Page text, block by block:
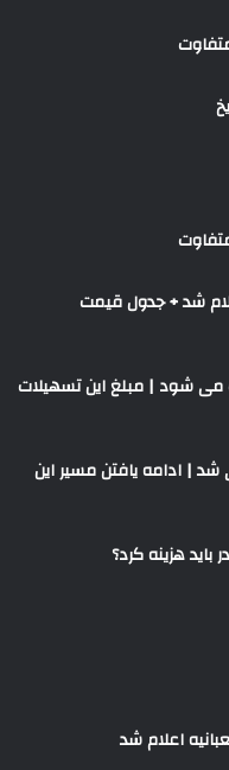
داخلی تا ۲۰ بهمن اعلام شد + جدول قیمت
می شود | مبلغ این تسهیلات
شد | ادامه یافتن مسیر این
اعلام شد